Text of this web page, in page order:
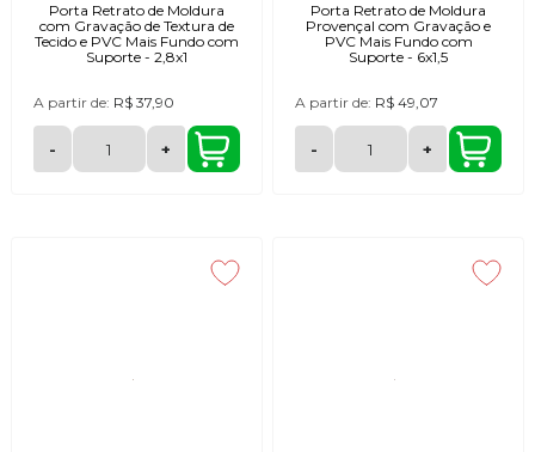
Porta Retrato de Moldura
com Gravação de Textura de
Tecido e PVC Mais Fundo com
Suporte - 2,8x1
A partir de: R$ 37,90
- +
Porta Retrato de Moldura
Provençal com Gravação e
PVC Mais Fundo com
Suporte - 6x1,5
A partir de: R$ 49,07
- +